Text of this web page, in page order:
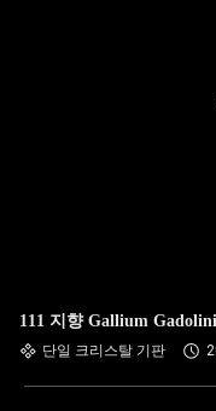
111 지향 Gallium
단일 크리스탈 기판